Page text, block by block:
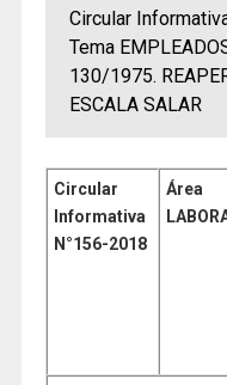
Circular
Tema
130/1975.
ESCALA SALAR
Circular
Informativa
N°156-2018
Área